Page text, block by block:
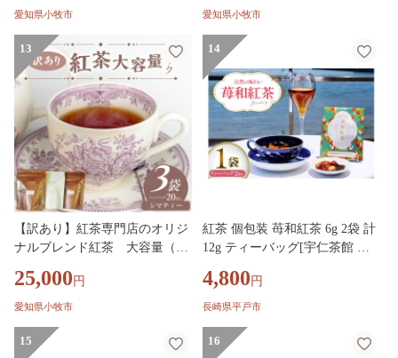
愛知県小牧市 愛知県小牧市
13
【訳あり】紅茶専門店のオリジ
ナルブレンド紅茶 大容量（1.5
04］
25,000 円
愛知県小牧市
14
紅茶 個包装 苺和紅茶 6g 2袋 計
12g ティーバッグ[宇仁茶館 長
和紅茶 いちご イチゴ ティータ
イム 平戸 かわいい おしゃれ お
4,800 円
長崎県平戸市
15 16